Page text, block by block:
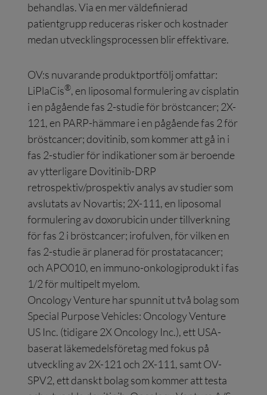
behandlas. Via en mer väldefinierad
patientgrupp reduceras risker och kostnader
medan utvecklingsprocessen blir effektivare.
OV:s nuvarande produktportfölj omfattar:
LiPlaCis®, en liposomal formulering av cisplatin
i en pågående fas 2-studie för bröstcancer; 2X-
121, en PARP-hämmare i en pågående fas 2 för
bröstcancer; dovitinib, som kommer att gå in i
fas 2-studier för indikationer som är beroende
av ytterligare Dovitinib-DRP
retrospektiv/prospektiv analys av studier som
avslutats av Novartis; 2X-111, en liposomal
formulering av doxorubicin under tillverkning
för fas 2 i bröstcancer; irofulven, för vilken en
fas 2-studie är planerad för prostatacancer;
och APO010, en immuno-onkologiprodukt i fas
1/2 för multipelt myelom.
Oncology Venture har spunnit ut två bolag som
Special Purpose Vehicles: Oncology Venture
US Inc. (tidigare 2X Oncology Inc.), ett USA-
baserat läkemedelsföretag med fokus på
utveckling av 2X-121 och 2X-111, samt OV-
SPV2, ett danskt bolag som kommer att testa